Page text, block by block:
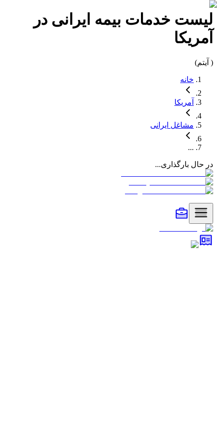
لیست خدمات بیمه ایرانی در
آمریکا
( آیتم)
خانه
آمریکا
مشاغل ایرانی
...
در حال بارگذاری...